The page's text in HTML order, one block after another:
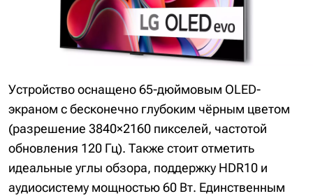
Устройство оснащено 65-дюймовым OLED-
экраном с бесконечно глубоким чёрным цветом
(разрешение 3840×2160 пикселей, частотой
обновления 120 Гц). Также стоит отметить
идеальные углы обзора, поддержку HDR10 и
аудиосистему мощностью 60 Вт. Единственным